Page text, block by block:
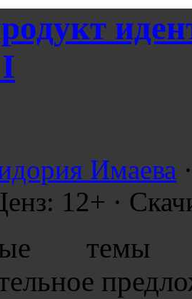
Имаева
12+ ·